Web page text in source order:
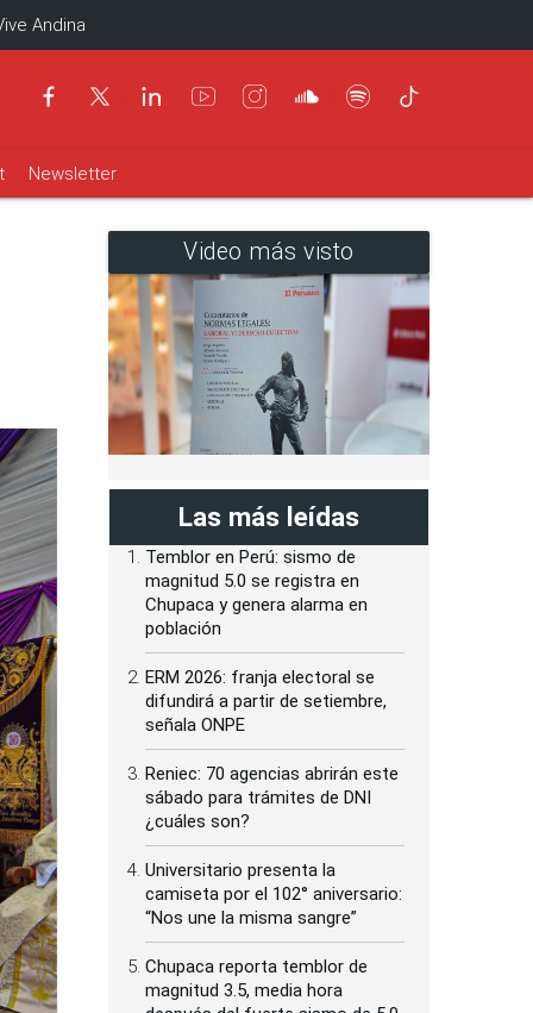
Andina
Newsletter
Video más visto
Las más leídas
Temblor en Perú: sismo de
magnitud 5.0 se registra en
Chupaca y genera alarma en
población
ERM 2026: franja electoral se
difundirá a partir de setiembre,
señala ONPE
Reniec: 70 agencias abrirán este
sábado para trámites de DNI
¿cuáles son?
Universitario presenta la
camiseta por el 102° aniversario:
“Nos une la misma sangre”
Chupaca reporta temblor de
magnitud 3.5, media hora